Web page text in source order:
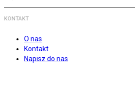
KONTAKT
O nas
Kontakt
Napisz do nas